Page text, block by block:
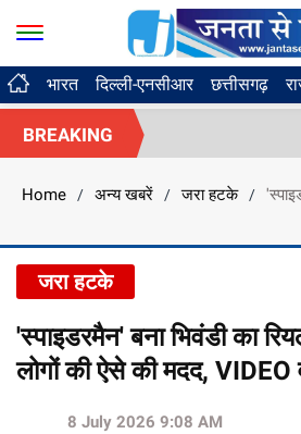
भारत दिल्ली-एनसीआर छत्तीसगढ़
BREAKING
Home / अन्य खबरें / जरा हटके /
जरा हटके
'स्पाइडरमैन' बना भिवंडी का
लोगों की ऐसे की मदद, VIDEO
8 July 2026 9:08 AM